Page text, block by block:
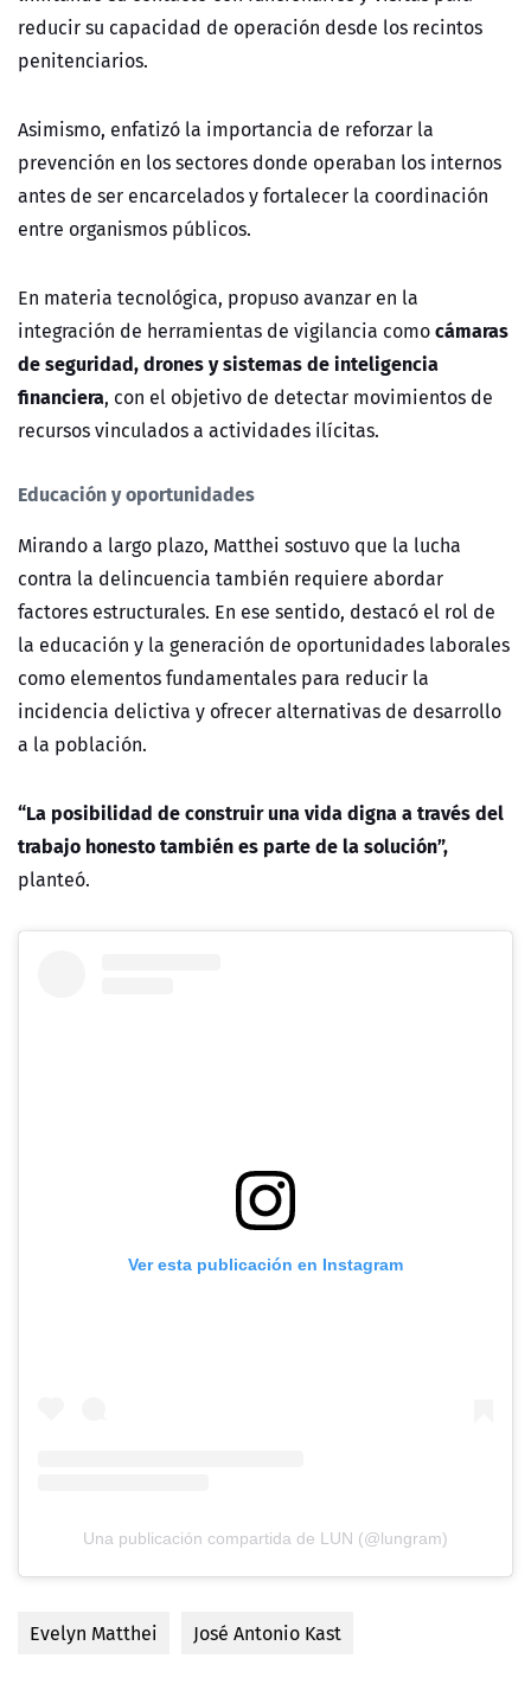
reducir su capacidad de operación desde los recintos
penitenciarios.
Asimismo, enfatizó la importancia de reforzar la
prevención en los sectores donde operaban los internos
antes de ser encarcelados y fortalecer la coordinación
entre organismos públicos.
En materia tecnológica, propuso avanzar en la
integración de herramientas de vigilancia comocámaras
de seguridad, drones y sistemas de inteligencia
financiera, con el objetivo de detectar movimientos de
recursos vinculados a actividades ilícitas.
Educación y oportunidades
Mirando a largo plazo, Matthei sostuvo que la lucha
contra la delincuencia también requiere abordar
factores estructurales. En ese sentido, destacó el rol de
la educación y la generación de oportunidades laborales
como elementos fundamentales para reducir la
incidencia delictiva y ofrecer alternativas de desarrollo
a la población.
“La posibilidad de construir una vida digna a través del
trabajo honesto también es parte de la solución”,
planteó.
Ver esta publicación en Instagram
Una publicación compartida de LUN (@lungram)
Evelyn Matthei José Antonio Kast